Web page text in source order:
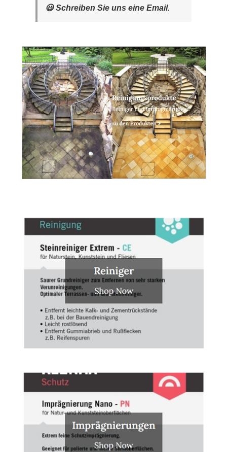
😃 Schreiben Sie uns eine Email.